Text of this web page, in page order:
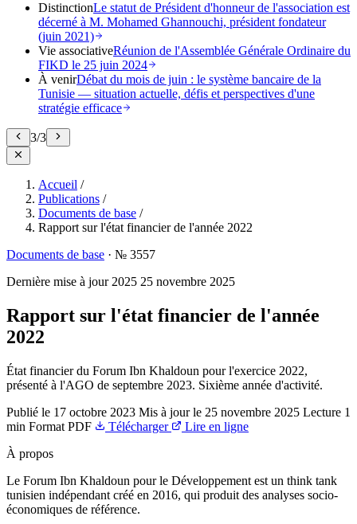
DistinctionLe statut de Président d'honneur de l'association est
décerné à M. Mohamed Ghannouchi, président fondateur
(juin 2021)
Vie associativeRéunion de l'Assemblée Générale Ordinaire du
FIKD le 25 juin 2024
À venirDébat du mois de juin : le système bancaire de la
Tunisie — situation actuelle, défis et perspectives d'une
stratégie efficace
3/3
Accueil /
Publications /
Documents de base /
Rapport sur l'état financier de l'année 2022
Documents de base · № 3557
Dernière mise à jour 2025 25 novembre 2025
Rapport sur l'état financier de l'année
2022
État financier du Forum Ibn Khaldoun pour l'exercice 2022,
présenté à l'AGO de septembre 2023. Sixième année d'activité.
Publié le 17 octobre 2023 Mis à jour le 25 novembre 2025 Lecture 1
min Format PDF Télécharger
Lire en ligne
À propos
Le Forum Ibn Khaldoun pour le Développement est un think tank
tunisien indépendant créé en 2016, qui produit des analyses socio-
économiques de référence.